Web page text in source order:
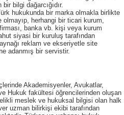
bilgi dağarcığıdır.
hukukunda bir marka olmakla birlikte
herhangi bir ticari kurum,
banka vb. kişi veya kurum
siyasi bir kuruluş tarafından
reklam ve ekseriyetle site
adanmış bir servistir.
Akademisyenler, Avukatlar,
Hukuk fakültesi öğrencilerinden oluşan
meslek ve hukuksal bilgisi olan halk
uzman bilirkişi ekibi tarafından